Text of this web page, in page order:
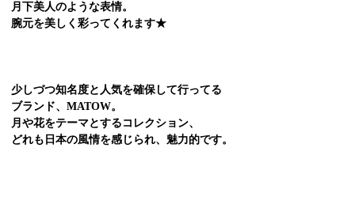
月下美人のような表情。
腕元を美しく 彩ってくれます★
少しづつ知名度と人気を確保して行ってる
ブランド、MATOW。
月や花をテーマとするコレクション、
どれも日本の風情を感じられ、魅力的です。